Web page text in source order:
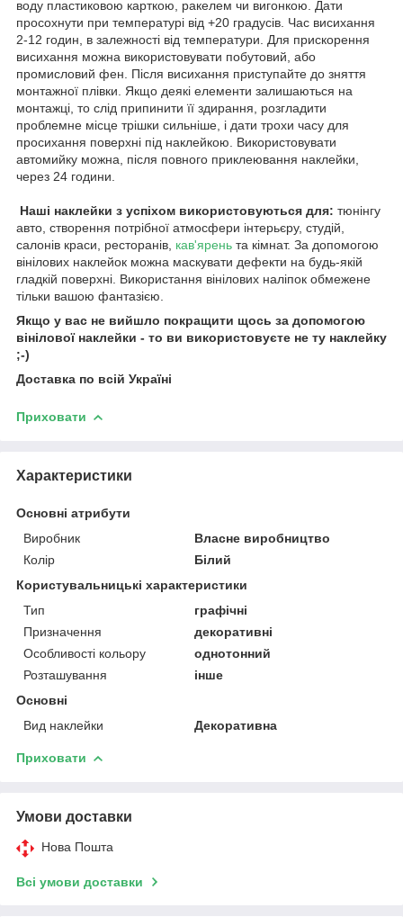
воду пластиковою карткою, ракелем чи вигонкою. Дати
просохнути при температурі від +20 градусів. Час висихання
2-12 годин, в залежності від температури. Для прискорення
висихання можна використовувати побутовий, або
промисловий фен. Після висихання приступайте до зняття
монтажної плівки. Якщо деякі елементи залишаються на
монтажці, то слід припинити її здирання, розгладити
проблемне місце трішки сильніше, і дати трохи часу для
просихання поверхні під наклейкою. Використовувати
автомийку можна, після повного приклеювання наклейки,
через 24 години.
Наші наклейки з успіхом використовуються для: тюнінгу
авто, створення потрібної атмосфери інтерьєру, студій,
салонів краси, ресторанів, кав'ярень та кімнат. За допомогою
вінілових наклейок можна маскувати дефекти на будь-якій
гладкій поверхні. Використання вінілових наліпок обмежене
тільки вашою фантазією.
Якщо у вас не вийшло покращити щось за допомогою
вінілової наклейки - то ви використовуєте не ту наклейку
;-)
Доставка по всій Україні
Приховати
Характеристики
Основні атрибути
Виробник
Власне виробництво
Колір
Білий
Користувальницькі характеристики
Тип
графічні
Призначення
декоративні
Особливості кольору
однотонний
Розташування
інше
Основні
Вид наклейки
Декоративна
Приховати
Умови доставки
Нова Пошта
Всі умови доставки